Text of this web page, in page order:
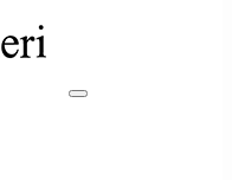
Toggle